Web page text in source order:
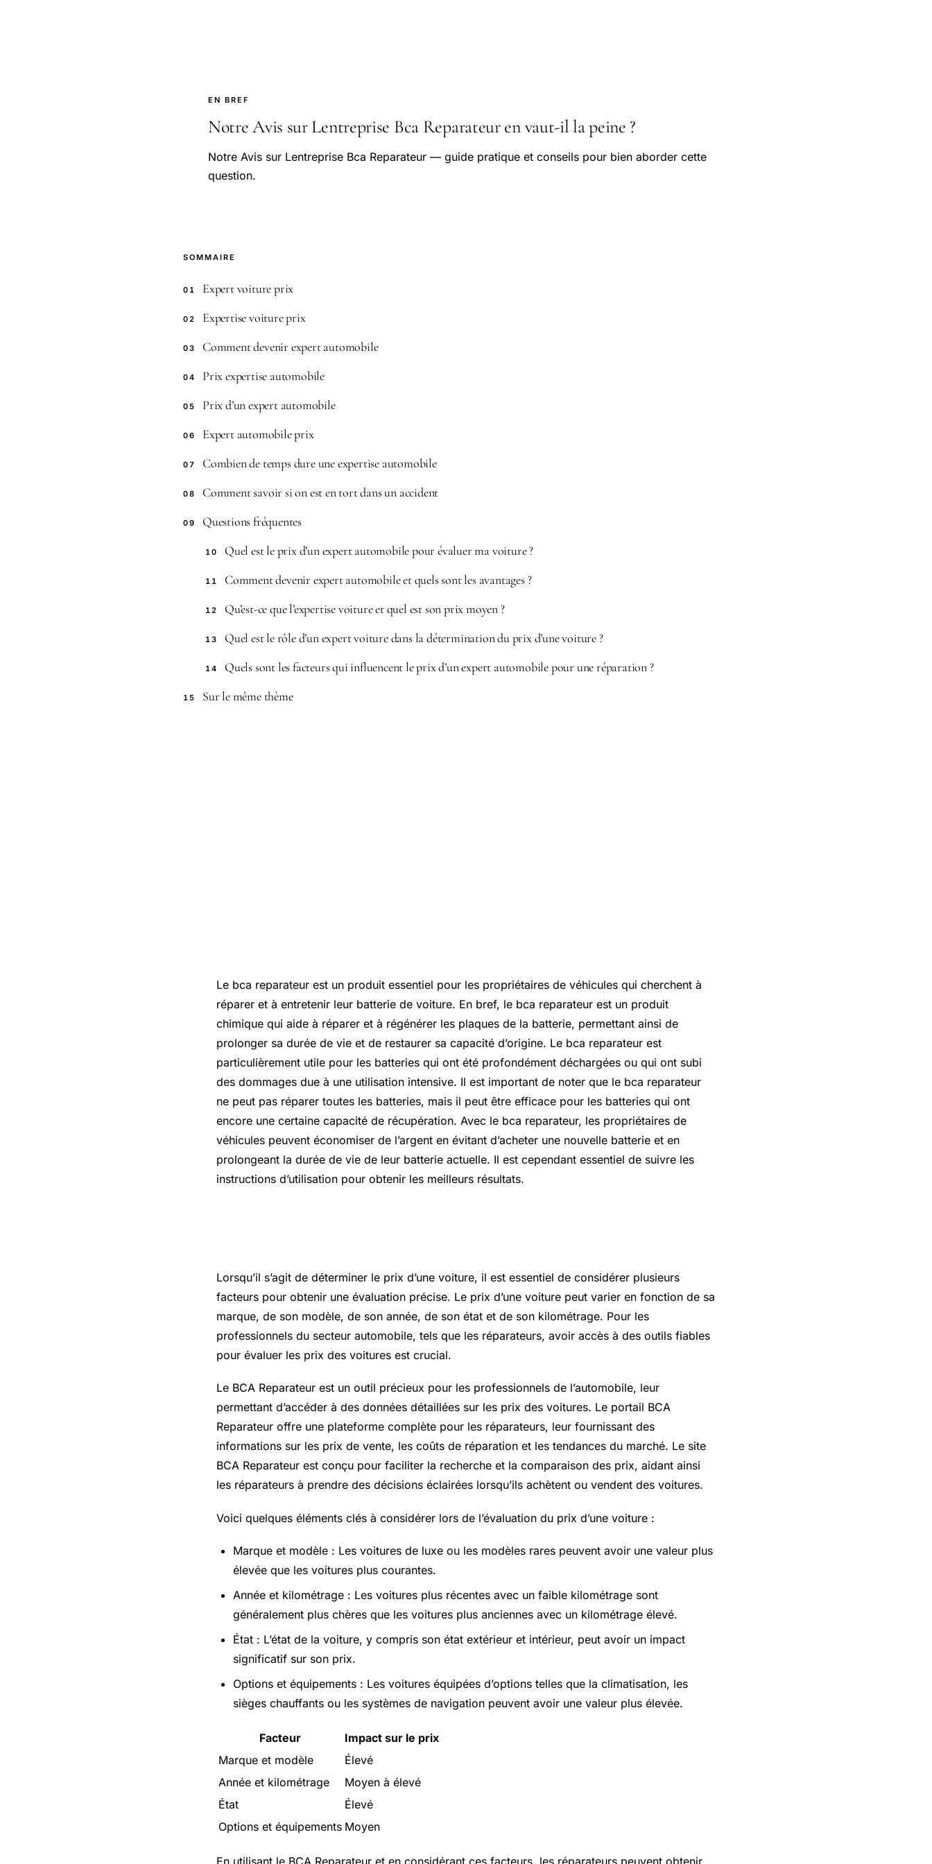
EN BREF
Notre Avis sur Lentreprise Bca Reparateur en vaut-il la peine ?
Notre Avis sur Lentreprise Bca Reparateur — guide pratique et conseils pour bien aborder cette
question.
SOMMAIRE
01 Expert voiture prix
02 Expertise voiture prix
03 Comment devenir expert automobile
04 Prix expertise automobile
05 Prix d’un expert automobile
06 Expert automobile prix
07 Combien de temps dure une expertise automobile
08 Comment savoir si on est en tort dans un accident
09 Questions fréquentes
10 Quel est le prix d’un expert automobile pour évaluer ma voiture ?
11 Comment devenir expert automobile et quels sont les avantages ?
12 Qu’est-ce que l’expertise voiture et quel est son prix moyen ?
13 Quel est le rôle d’un expert voiture dans la détermination du prix d’une voiture ?
14 Quels sont les facteurs qui influencent le prix d’un expert automobile pour une réparation ?
15 Sur le même thème
Le bca reparateur est un produit essentiel pour les propriétaires de véhicules qui cherchent à
réparer et à entretenir leur batterie de voiture. En bref, le bca reparateur est un produit
chimique qui aide à réparer et à régénérer les plaques de la batterie, permettant ainsi de
prolonger sa durée de vie et de restaurer sa capacité d’origine. Le bca reparateur est
particulièrement utile pour les batteries qui ont été profondément déchargées ou qui ont subi
des dommages due à une utilisation intensive. Il est important de noter que le bca reparateur
ne peut pas réparer toutes les batteries, mais il peut être efficace pour les batteries qui ont
encore une certaine capacité de récupération. Avec le bca reparateur, les propriétaires de
véhicules peuvent économiser de l’argent en évitant d’acheter une nouvelle batterie et en
prolongeant la durée de vie de leur batterie actuelle. Il est cependant essentiel de suivre les
instructions d’utilisation pour obtenir les meilleurs résultats.
Lorsqu’il s’agit de déterminer le prix d’une voiture, il est essentiel de considérer plusieurs
facteurs pour obtenir une évaluation précise. Le prix d’une voiture peut varier en fonction de sa
marque, de son modèle, de son année, de son état et de son kilométrage. Pour les
professionnels du secteur automobile, tels que les réparateurs, avoir accès à des outils fiables
pour évaluer les prix des voitures est crucial.
Le BCA Reparateur est un outil précieux pour les professionnels de l’automobile, leur
permettant d’accéder à des données détaillées sur les prix des voitures. Le portail BCA
Reparateur offre une plateforme complète pour les réparateurs, leur fournissant des
informations sur les prix de vente, les coûts de réparation et les tendances du marché. Le site
BCA Reparateur est conçu pour faciliter la recherche et la comparaison des prix, aidant ainsi
les réparateurs à prendre des décisions éclairées lorsqu’ils achètent ou vendent des voitures.
Voici quelques éléments clés à considérer lors de l’évaluation du prix d’une voiture :
Marque et modèle : Les voitures de luxe ou les modèles rares peuvent avoir une valeur plus
élevée que les voitures plus courantes.
Année et kilométrage : Les voitures plus récentes avec un faible kilométrage sont
généralement plus chères que les voitures plus anciennes avec un kilométrage élevé.
État : L’état de la voiture, y compris son état extérieur et intérieur, peut avoir un impact
significatif sur son prix.
Options et équipements : Les voitures équipées d’options telles que la climatisation, les
sièges chauffants ou les systèmes de navigation peuvent avoir une valeur plus élevée.
Facteur
Impact sur le prix
Marque et modèle
Élevé
Année et kilométrage
Moyen à élevé
État
Élevé
Options et équipements Moyen